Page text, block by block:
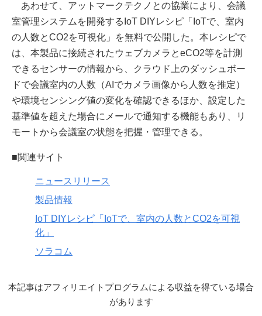
あわせて、アットマークテクノとの協業により、会議
室管理システムを開発するIoT DIYレシピ「IoTで、室内
の人数とCO2を可視化」を無料で公開した。本レシピで
は、本製品に接続されたウェブカメラとeCO2等を計測
できるセンサーの情報から、クラウド上のダッシュボー
ドで会議室内の人数（AIでカメラ画像から人数を推定）
や環境センシング値の変化を確認できるほか、設定した
基準値を超えた場合にメールで通知する機能もあり、リ
モートから会議室の状態を把握・管理できる。
■関連サイト
ニュースリリース
製品情報
IoT DIYレシピ「IoTで、室内の人数とCO2を可視
化」
ソラコム
本記事はアフィリエイトプログラムによる収益を得ている場合
があります